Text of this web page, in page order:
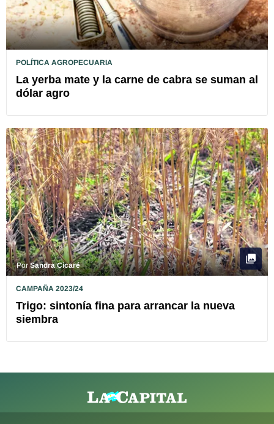
POLÍTICA AGROPECUARIA
La yerba mate y la carne de cabra se suman al
dólar agro
PorSandra Cicaré
CAMPAÑA 2023/24
Trigo: sintonía fina para arrancar la nueva
siembra